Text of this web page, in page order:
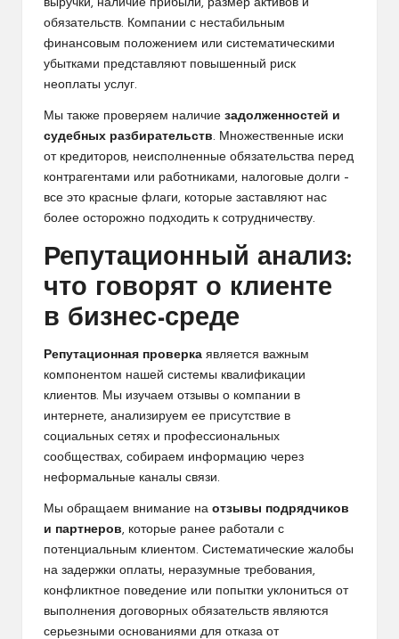
выручки, наличие прибыли, размер активов и
обязательств. Компании с нестабильным
финансовым положением или систематическими
убытками представляют повышенный риск
неоплаты услуг.
Мы также проверяем наличие задолженностей и
судебных разбирательств. Множественные иски
от кредиторов, неисполненные обязательства перед
контрагентами или работниками, налоговые долги –
все это красные флаги, которые заставляют нас
более осторожно подходить к сотрудничеству.
Репутационный анализ:
что говорят о клиенте
в бизнес-среде
Репутационная проверка является важным
компонентом нашей системы квалификации
клиентов. Мы изучаем отзывы о компании в
интернете, анализируем ее присутствие в
социальных сетях и профессиональных
сообществах, собираем информацию через
неформальные каналы связи.
Мы обращаем внимание на отзывы подрядчиков
и партнеров, которые ранее работали с
потенциальным клиентом. Систематические жалобы
на задержки оплаты, неразумные требования,
конфликтное поведение или попытки уклониться от
выполнения договорных обязательств являются
серьезными основаниями для отказа от